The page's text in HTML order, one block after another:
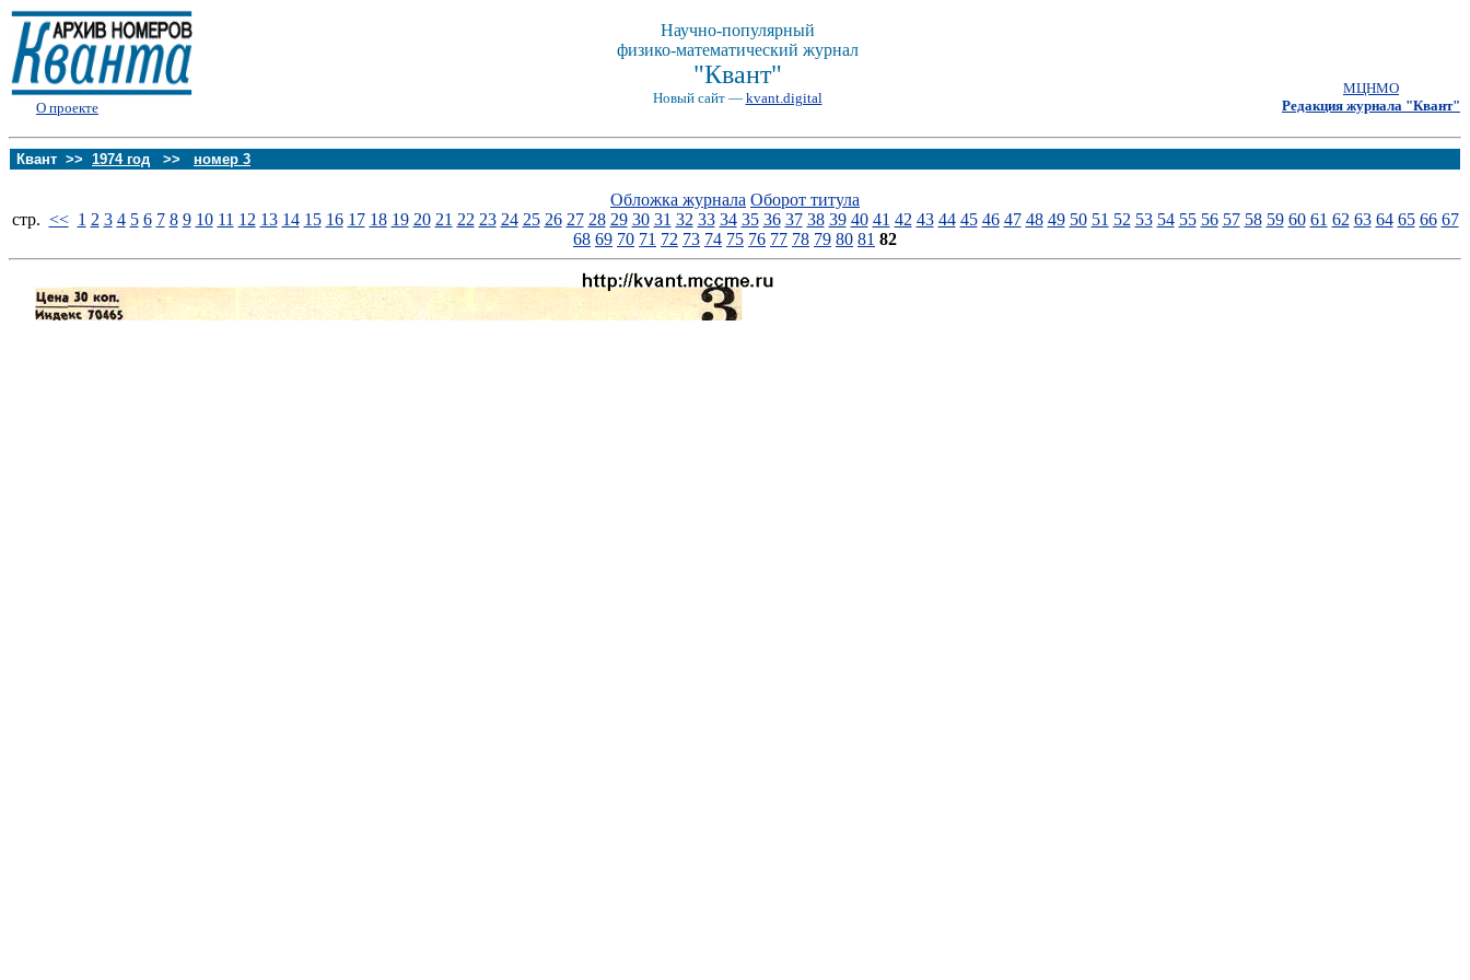
О проекте
Научно-популярный
физико-математический журнал
"Квант"
Новый сайт — kvant.digital
МЦНМО
Редакция журнала "Квант"
Квант >> 1974 год >> номер 3
Обложка журнала Оборот титула
стp. << 1 2 3 4 5 6 7 8 9 10 11 12 13 14 15 16 17 18 19 20 21 22 23 24 25 26 27 28 29 30 31 32 33 34 35 36 37 38 39 40 41 42 43 44 45 46 47 48 49 50 51 52 53 54 55 56 57 58 59 60 61 62 63 64 65 66 67
68 69 70 71 72 73 74 75 76 77 78 79 80 81 82